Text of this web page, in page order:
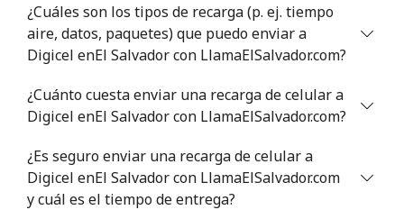
¿Cuáles son los tipos de recarga (p. ej. tiempo
aire, datos, paquetes) que puedo enviar a
Digicel enEl Salvador con LlamaElSalvador.com?
¿Cuánto cuesta enviar una recarga de celular a
Digicel enEl Salvador con LlamaElSalvador.com?
¿Es seguro enviar una recarga de celular a
Digicel enEl Salvador con LlamaElSalvador.com
y cuál es el tiempo de entrega?